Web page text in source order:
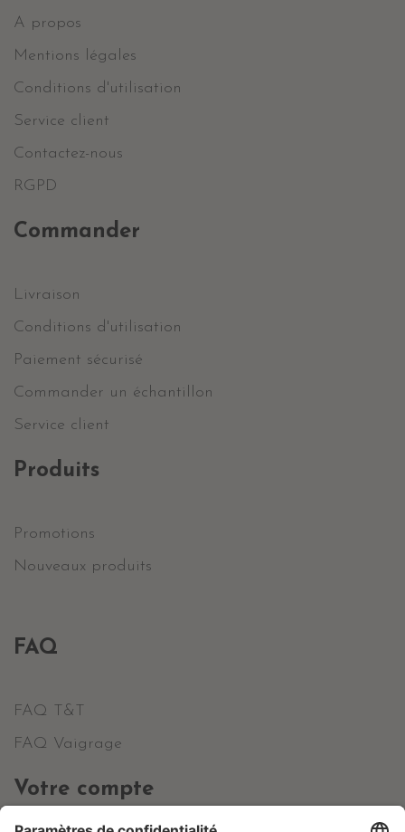
A propos
Mentions légales
Conditions d'utilisation
Service client
Contactez-nous
RGPD
Commander
Livraison
Conditions d'utilisation
Paiement sécurisé
Commander un échantillon
Service client
Produits
Promotions
Nouveaux produits
FAQ
FAQ T&T
FAQ Vaigrage
Votre compte